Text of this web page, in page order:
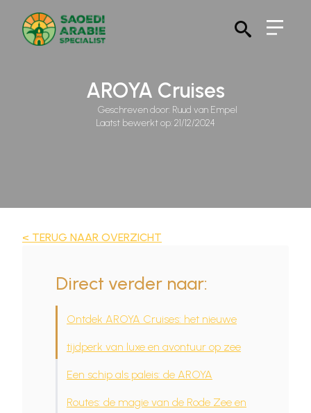
AROYA Cruises
Geschreven door: Ruud van Empel
Laatst bewerkt op: 21/12/2024
< TERUG NAAR OVERZICHT
Direct verder naar:
Ontdek AROYA Cruises: het nieuwe
tijdperk van luxe en avontuur op zee
Een schip als paleis: de AROYA
Routes: de magie van de Rode Zee en